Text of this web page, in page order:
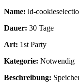
Name: ld-
Dauer: 30 Tage
Art: 1st Party
Kategorie: Notwendig
Beschreibung: